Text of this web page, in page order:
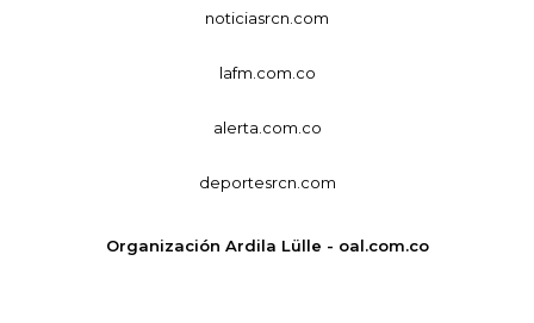
noticiasrcn.com
lafm.com.co
alerta.com.co
deportesrcn.com
Organización Ardila Lülle - oal.com.co